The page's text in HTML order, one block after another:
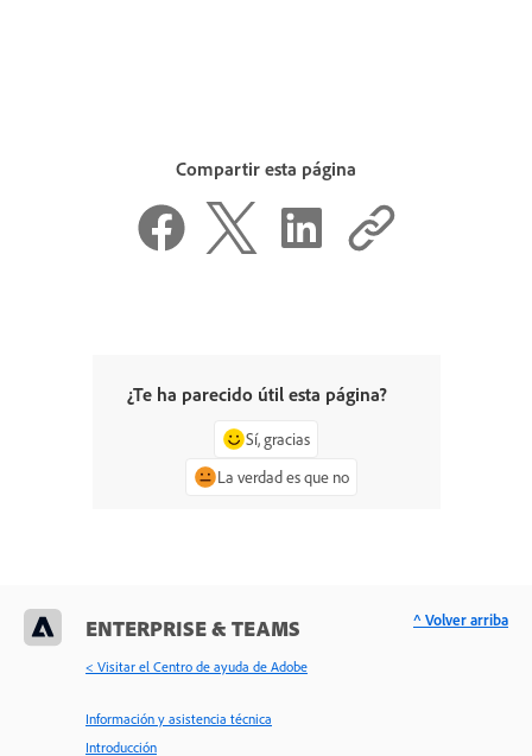
Compartir esta página
¿Te ha parecido útil esta página?
Sí, gracias
La verdad es que no
ENTERPRISE & TEAMS
< Visitar el Centro de ayuda de Adobe
Información y asistencia técnica
Introducción
^ Volver arriba